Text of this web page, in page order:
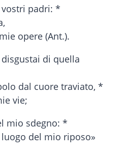
padri: *
opere (Ant.).
di quella
dal cuore traviato, *
vie;
mio sdegno: *
del mio riposo»